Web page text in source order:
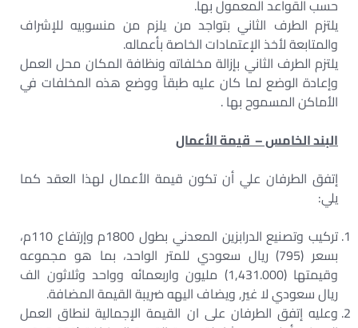
حسب القواعد المعمول بها.
يلتزم الطرف الثاني بتواجد من يلزم من منسوبيه للإشراف
والمتابعة لأخذ الإعتمادات الخاصة بأعماله.
يلتزم الطرف الثاني بإزالة مخلفاته ونظافة المكان محل العمل
وإعادة الوضع لما كان عليه طبقاً ووضع هذه المخلفات في
الأماكن المسموح بها .
البند الخامس–قيمة الأعمال
إتفق الطرفان علي أن تكون قيمة الأعمال لهذا العقد كما
يلي:
تركيب وتصنيع الدرابزين المعدني بطول 1800م وإرتفاع 110م،
بسعر (795) ريال سعودي للمتر الواحد، بما هو مجموعه
وقيمتها (1,431.000) مليون واربعمائه وواحد وثلاثون الف
ريال سعودي لا غير, ويضاف اليهه ضريبة القيمة المضافة.
وعليه إتفق الطرفان على ان القيمة الإجمالية لنطاق العمل